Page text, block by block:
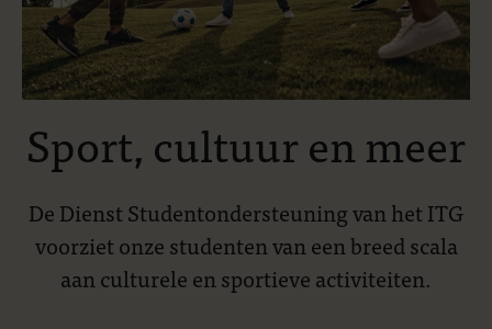
Sport, cultuur en meer
De Dienst Studentondersteuning van het ITG
voorziet onze studenten van een breed scala
aan culturele en sportieve activiteiten.